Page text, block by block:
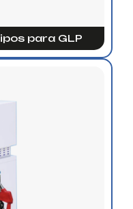
para GLP